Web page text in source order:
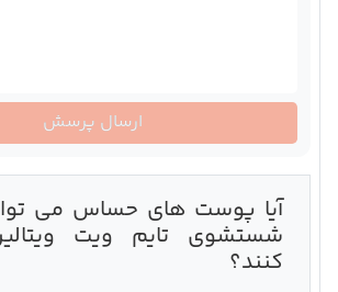
آیا پوست های حساس می
شستشوی تایم ویت
کنند؟
ارسال پرسش